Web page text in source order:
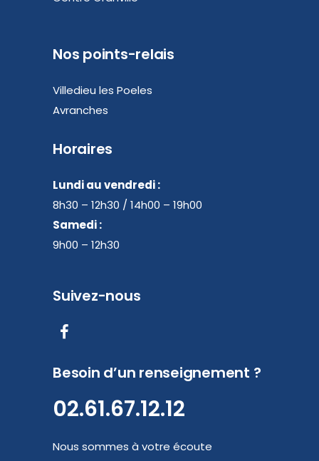
Nos points-relais
Villedieu les Poeles
Avranches
Horaires
Lundi au vendredi :
8h30 – 12h30 / 14h00 – 19h00
Samedi :
9h00 – 12h30
Suivez-nous
Besoin d’un renseignement ?
02.61.67.12.12
Nous sommes à votre écoute